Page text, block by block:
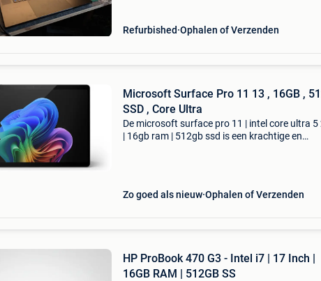
Refurbished Ophalen of Verzenden
Microsoft Surface Pro 11 13 , 16GB ,
SSD , Core Ultra
De microsoft surface pro 11 | intel core ultra 5
| 16gb ram | 512gb ssd is een krachtige en
Zo goed als nieuw Ophalen of Verzenden
HP ProBook 470 G3 - Intel i7 | 17 Inch |
16GB RAM | 512GB SS